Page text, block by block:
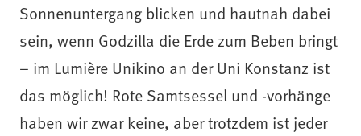
Sonnenuntergang blicken und hautnah dabei
sein, wenn Godzilla die Erde zum Beben bringt
– im Lumière Unikino an der Uni Konstanz ist
das möglich! Rote Samtsessel und -vorhänge
haben wir zwar keine, aber trotzdem ist jeder